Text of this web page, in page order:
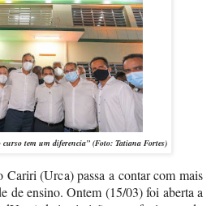
tem um diferencia” (Foto: Tatiana Fortes)
(Urca) passa a contar com mais
de ensino. Ontem (15/03) foi aberta a